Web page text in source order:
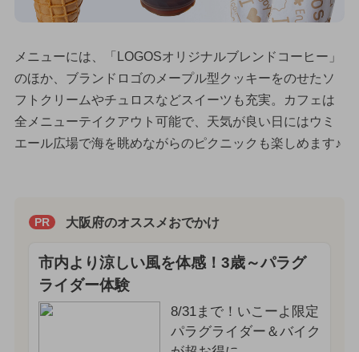
メニューには、「LOGOSオリジナルブレンドコーヒー」
のほか、ブランドロゴのメープル型クッキーをのせたソ
フトクリームやチュロスなどスイーツも充実。カフェは
全メニューテイクアウト可能で、天気が良い日にはウミ
エール広場で海を眺めながらのピクニックも楽しめます♪
PR 大阪府のオススメおでかけ
市内より涼しい風を体感！3歳～パラグ
ライダー体験
8/31まで！いこーよ限定
パラグライダー＆バイク